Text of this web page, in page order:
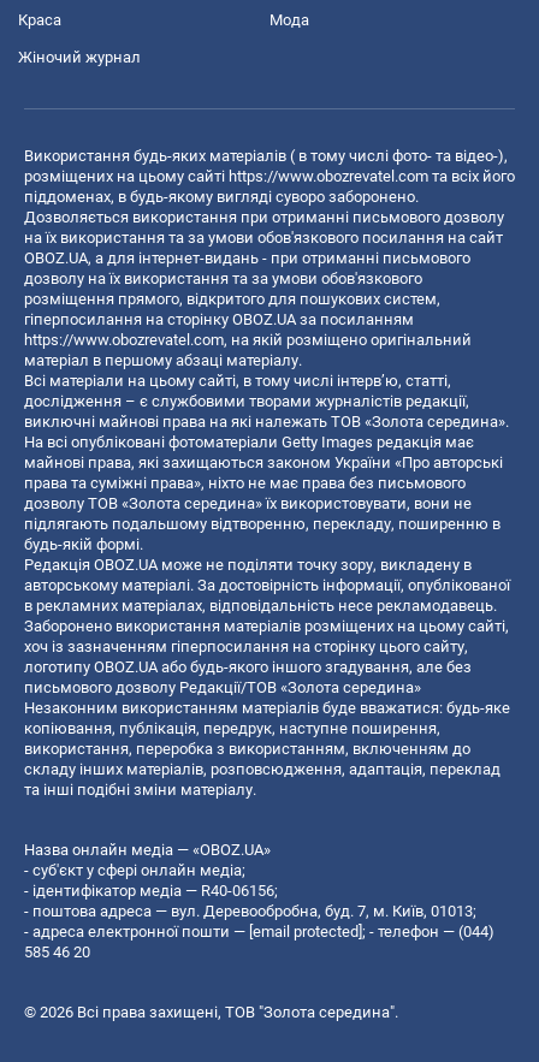
Краса Мода
Жіночий журнал
Використання будь-яких матеріалів ( в тому числі фото- та відео-),
розміщених на цьому сайті https://www.obozrevatel.com та всіх його
піддоменах, в будь-якому вигляді суворо заборонено.
Дозволяється використання при отриманні письмового дозволу
на їх використання та за умови обов'язкового посилання на сайт
OBOZ.UA, а для інтернет-видань - при отриманні письмового
дозволу на їх використання та за умови обов'язкового
розміщення прямого, відкритого для пошукових систем,
гіперпосилання на сторінку OBOZ.UA за посиланням
https://www.obozrevatel.com, на якій розміщено оригінальний
матеріал в першому абзаці матеріалу.
Всі матеріали на цьому сайті, в тому числі інтерв’ю, статті,
дослідження – є службовими творами журналістів редакції,
виключні майнові права на які належать ТОВ «Золота середина».
На всі опубліковані фотоматеріали Getty Images редакція має
майнові права, які захищаються законом України «Про авторські
права та суміжні права», ніхто не має права без письмового
дозволу ТОВ «Золота середина» їх використовувати, вони не
підлягають подальшому відтворенню, перекладу, поширенню в
будь-якій формі.
Редакція OBOZ.UA може не поділяти точку зору, викладену в
авторському матеріалі. За достовірність інформації, опублікованої
в рекламних матеріалах, відповідальність несе рекламодавець.
Заборонено використання матеріалів розміщених на цьому сайті,
хоч із зазначенням гіперпосилання на сторінку цього сайту,
логотипу OBOZ.UA або будь-якого іншого згадування, але без
письмового дозволу Редакції/ТОВ «Золота середина»
Незаконним використанням матеріалів буде вважатися: будь-яке
копiювання, публiкацiя, передрук, наступне поширення,
використання, переробка з використанням, включенням до
складу інших матеріалів, розповсюдження, адаптація, переклад
та інші подібні зміни матеріалу.
Назва онлайн медіа — «OBOZ.UA»
- суб'єкт у сфері онлайн медіа;
- ідентифікатор медіа — R40-06156;
- поштова адреса — вул. Деревообробна, буд. 7, м. Київ, 01013;
- адреса електронної пошти — [email protected]; - телефон — (044)
585 46 20
© 2026 Всі права захищені, ТОВ "Золота середина".